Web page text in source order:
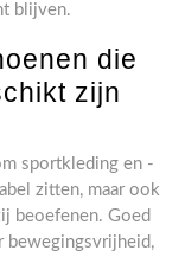
blijven.
die
zijn
sportkleding en -
zitten, maar ook
beoefenen. Goed
bewegingsvrijheid,